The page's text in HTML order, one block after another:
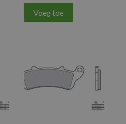
Voeg toe